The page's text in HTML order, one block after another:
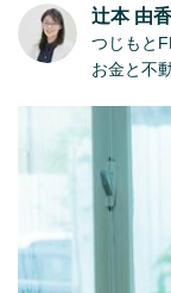
辻本 由香
つじもと
お金と不